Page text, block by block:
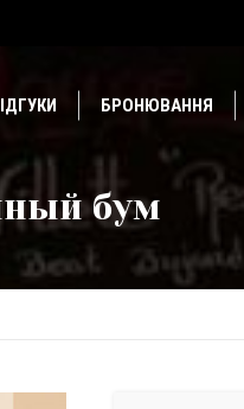
БРОНЮВАННЯ
бум